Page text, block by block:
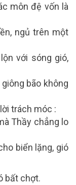
môn đệ vốn là
ngủ trên một
với sóng gió,
bão không
trách móc :
Thầy chẳng lo
biển lặng, gió
bất chợt.